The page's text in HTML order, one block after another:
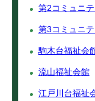
第2コミュニ
第3コミュニ
駒木台福祉会
流山福祉会館
江戸川台福祉